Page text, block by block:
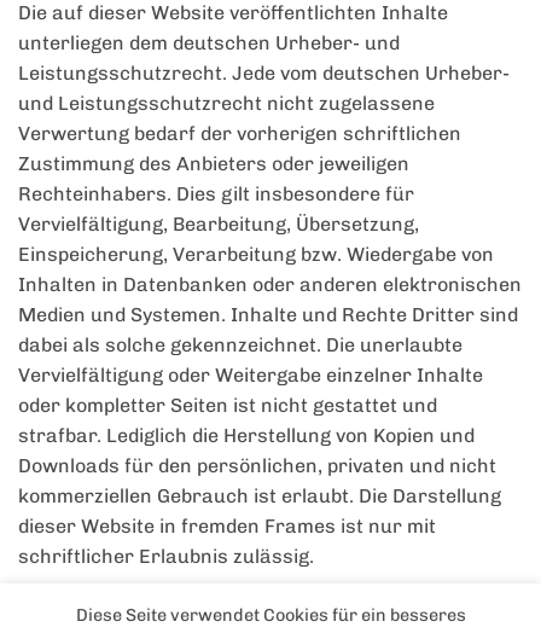
Die auf dieser Website veröffentlichten Inhalte
unterliegen dem deutschen Urheber- und
Leistungsschutzrecht. Jede vom deutschen Urheber-
und Leistungsschutzrecht nicht zugelassene
Verwertung bedarf der vorherigen schriftlichen
Zustimmung des Anbieters oder jeweiligen
Rechteinhabers. Dies gilt insbesondere für
Vervielfältigung, Bearbeitung, Übersetzung,
Einspeicherung, Verarbeitung bzw. Wiedergabe von
Inhalten in Datenbanken oder anderen elektronischen
Medien und Systemen. Inhalte und Rechte Dritter sind
dabei als solche gekennzeichnet. Die unerlaubte
Vervielfältigung oder Weitergabe einzelner Inhalte
oder kompletter Seiten ist nicht gestattet und
strafbar. Lediglich die Herstellung von Kopien und
Downloads für den persönlichen, privaten und nicht
kommerziellen Gebrauch ist erlaubt. Die Darstellung
dieser Website in fremden Frames ist nur mit
schriftlicher Erlaubnis zulässig.
Diese Seite verwendet Cookies für ein besseres